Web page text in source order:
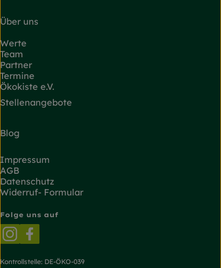
Über uns
Werte
Team
Partner
Termine
Ökokiste e.V.
Stellenangebote
Blog
Impressum
AGB
Datenschutz
Widerruf- Formular
Folge uns auf
Externer Link zu https://
Kontrollstelle: DE-ÖKO-039